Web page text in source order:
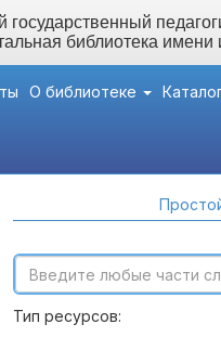
государственный
библиотека
О библиотеке
Тип ресурсов: